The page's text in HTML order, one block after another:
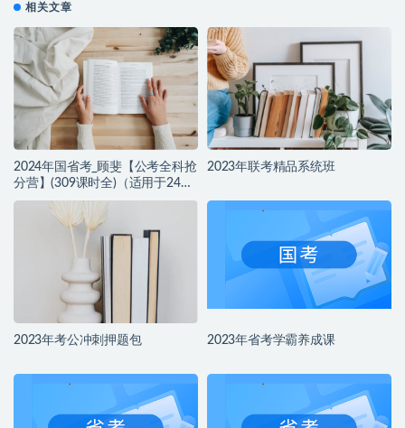
相关文章
2024年国省考_顾斐【公考全科抢
分营】(309课时全)（适用于24国
省考，23事业单位）
2023年联考精品系统班
2023年考公冲刺押题包 2023年省考学霸养成课